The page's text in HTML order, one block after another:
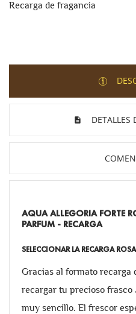
Recarga de fragancia
DETALLES
AQUA ALLEGORIA FORTE
PARFUM - RECARGA
SELECCIONAR LA RECARGA
Gracias al formato recarga
recargar tu precioso frasco
muy sencillo. El frescor